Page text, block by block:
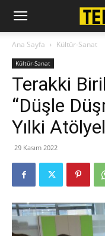
Ana Sayfa Kültür-Sanat
Kültür-Sanat
Terakki
“Düşle
Yılki
29 Kasım 2022